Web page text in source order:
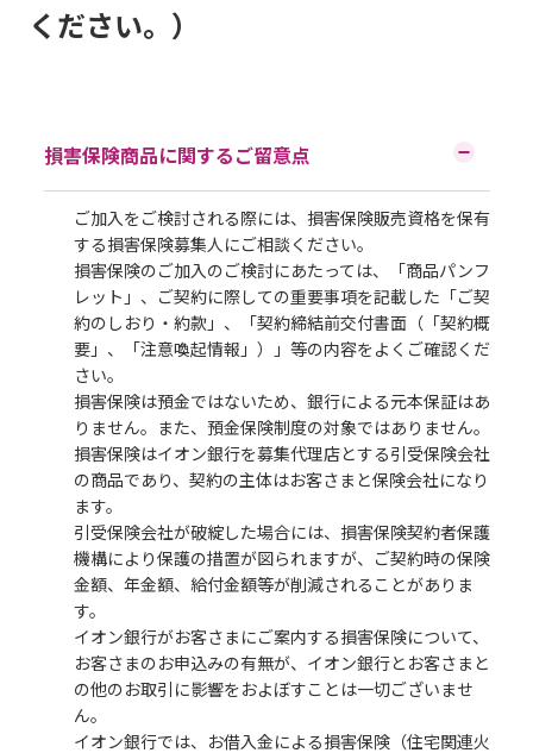
ください。）
損害保険商品に関するご留意点
ご加入をご検討される際には、損害保険販売資格を保有
する損害保険募集人にご相談ください。
損害保険のご加入のご検討にあたっては、「商品パンフ
レット」、ご契約に際しての重要事項を記載した「ご契
約のしおり・約款」、「契約締結前交付書面（「契約概
要」、「注意喚起情報」）」等の内容をよくご確認くだ
さい。
損害保険は預金ではないため、銀行による元本保証はあ
りません。また、預金保険制度の対象ではありません。
損害保険はイオン銀行を募集代理店とする引受保険会社
の商品であり、契約の主体はお客さまと保険会社になり
ます。
引受保険会社が破綻した場合には、損害保険契約者保護
機構により保護の措置が図られますが、ご契約時の保険
金額、年金額、給付金額等が削減されることがありま
す。
イオン銀行がお客さまにご案内する損害保険について、
お客さまのお申込みの有無が、イオン銀行とお客さまと
の他のお取引に影響をおよぼすことは一切ございませ
ん。
イオン銀行では、お借入金による損害保険（住宅関連火